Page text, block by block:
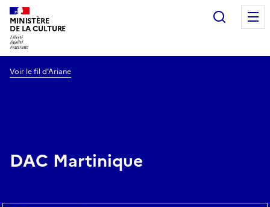
MINISTÈRE
DE LA CULTURE
Voir le fil d’Ariane
DAC Martinique